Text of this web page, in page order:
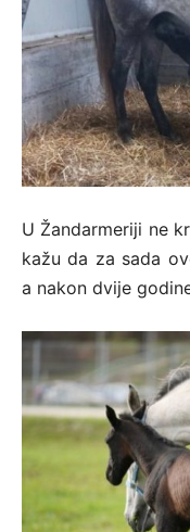
U Žandarmeriji ne
kažu da za sada
a nakon dvije